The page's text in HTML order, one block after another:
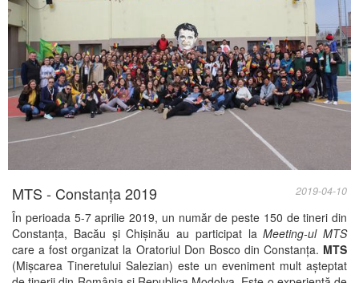
MTS - Constanța 2019 2019-04-10
În perioada 5-7 aprilie 2019, un număr de peste 150 de tineri din
Constanța, Bacău și Chișinău au participat laMeeting-ul MTS
care a fost organizat la Oratoriul Don Bosco din Constanța. MTS
(Mișcarea Tineretului Salezian) este un eveniment mult așteptat